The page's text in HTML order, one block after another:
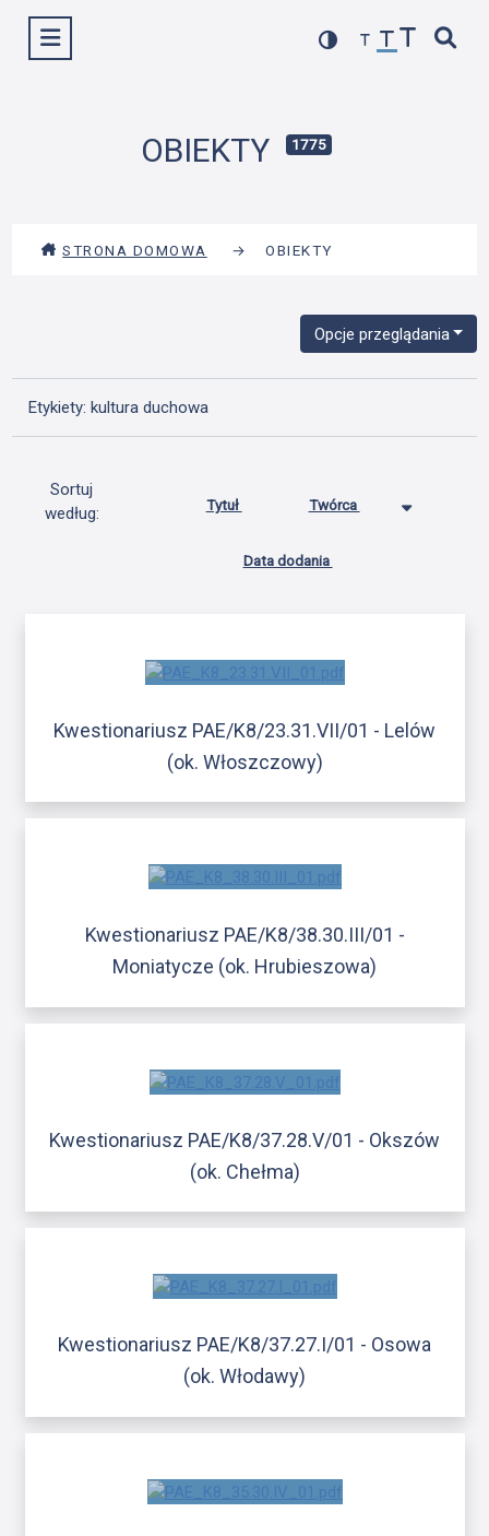
Wyświetl menu
OBIEKTY 1775
STRONA DOMOWA → OBIEKTY
Opcje przeglądania
Etykiety: kultura duchowa
Sortuj
według:
Tytuł Twórca
Data dodania
Kwestionariusz PAE/K8/23.31.VII/01 - Lelów
(ok. Włoszczowy)
Kwestionariusz PAE/K8/38.30.III/01 -
Moniatycze (ok. Hrubieszowa)
Kwestionariusz PAE/K8/37.28.V/01 - Okszów
(ok. Chełma)
Kwestionariusz PAE/K8/37.27.I/01 - Osowa
(ok. Włodawy)